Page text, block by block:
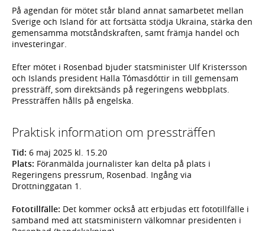
På agendan för mötet står bland annat samarbetet mellan
Sverige och Island för att fortsätta stödja Ukraina, stärka den
gemensamma motståndskraften, samt främja handel och
investeringar.
Efter mötet i Rosenbad bjuder statsminister Ulf Kristersson
och Islands president Halla Tómasdóttir in till gemensam
pressträff, som direktsänds på regeringens webbplats.
Pressträffen hålls på engelska.
Praktisk information om pressträffen
Tid: 6 maj 2025 kl. 15.20
Plats: Föranmälda journalister kan delta på plats i
Regeringens pressrum, Rosenbad. Ingång via
Drottninggatan 1.
Fototillfälle: Det kommer också att erbjudas ett fototillfälle i
samband med att statsministern välkomnar presidenten i